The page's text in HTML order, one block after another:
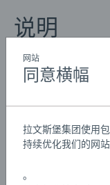
说明
Details
EAN:
网站
同意横幅
拉文斯堡集团使用
持续优化我们的网站
。